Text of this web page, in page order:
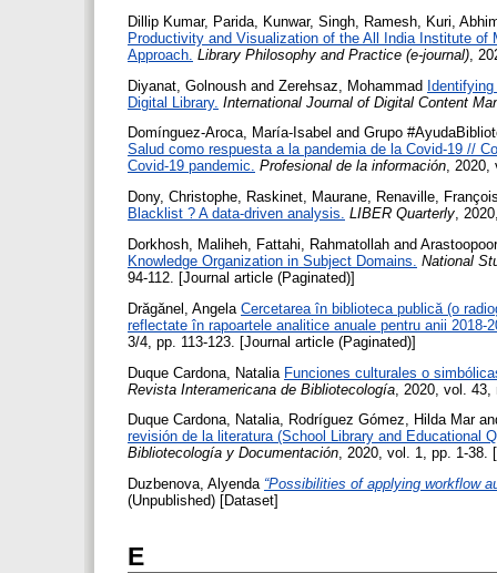
Dillip Kumar, Parida
Kunwar, Singh Ramesh, Kuri
Productivity and Visualization of the All India Institute of
Approach. Library Philosophy and Practice (e-journal) ,
Diyanat, Golnoush and Zerehsaz, Mohammad
Digital Library. International Journal of Digital Content
Domínguez-Aroca, María-Isabel and Grupo
Salud como respuesta a la pandemia de la Covid-19 //
Covid-19 pandemic. Profesional de la información, 2020,
Dony, Christophe, Raskinet, Maurane, Renaville,
Blacklist ? A data-driven analysis. LIBER Quarterly,
Dorkhosh, Maliheh
Fattahi, Rahmatollah and
Knowledge Organization in Subject Domains. National
94-112. [Journal article (Paginated)]
Drăgănel, Angela Cercetarea în biblioteca publică (o
reflectate în rapoartele analitice anuale pentru anii 2018-
3/4, pp. 113-123. [Journal article (Paginated)]
Duque Cardona, Natalia Funciones culturales o
Revista Interamericana de Bibliotecología , 2020, vol.
Duque Cardona, Natalia, Rodríguez Gómez, Hilda Mar
revisión de la literatura (School Library and Educational
Bibliotecología y Documentación, 2020, vol. 1, pp. 1-38.
Duzbenova, Alyenda “Possibilities of applying workflow
(Unpublished) [Dataset]
E